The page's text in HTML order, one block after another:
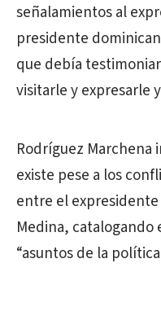
señalamientos al
presidente
que debía
visitarle y expresarle
Rodríguez Marchena
existe pese a los
entre el
Medina,
“asuntos de la